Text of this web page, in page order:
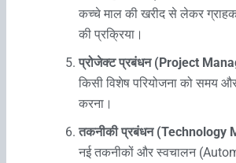
कच्चे माल की खरीद से लेकर
की प्रक्रिया।
प्रोजेक्ट प्रबंधन (Project
किसी विशेष परियोजना को समय
करना।
तकनीकी प्रबंधन (Technology
नई तकनीकों और स्वचालन